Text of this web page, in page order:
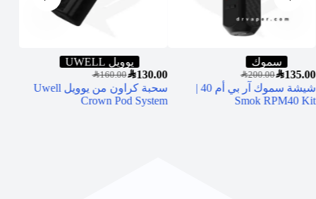
سموك
SAR200.00SAR135.00
شيشة سموك آر بي أم 40 |
Smok RPM40 Kit
يوويل UWELL
SAR160.00SAR130.00
سحبة كراون من يوويل Uwell
Crown Pod System